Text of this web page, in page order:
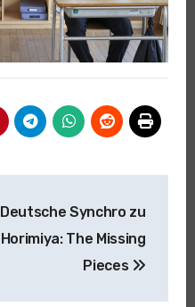
Deutsche Synchro zu
Horimiya: The Missing
Pieces